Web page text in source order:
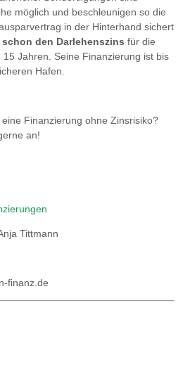
möglich und beschleunigen so die
in der Hinterhand sichert
schon den Darlehenszins für die
Jahren. Seine Finanzierung ist bis
Hafen.
Finanzierung ohne Zinsrisiko?
an!
Tittmann
finanz.de